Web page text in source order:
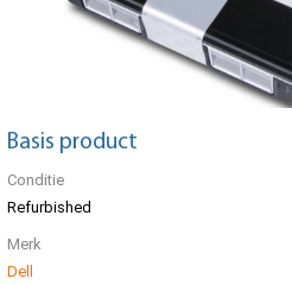
Basis product
Conditie
Refurbished
Merk
Dell